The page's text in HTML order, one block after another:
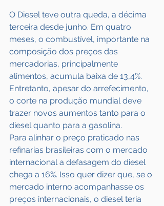
O Diesel teve outra queda, a décima
terceira desde junho. Em quatro
meses, o combustível, importante na
composição dos preços das
mercadorias, principalmente
alimentos, acumula baixa de 13,4%.
Entretanto, apesar do arrefecimento,
o corte na produção mundial deve
trazer novos aumentos tanto para o
diesel quanto para a gasolina.
Para alinhar o preço praticado nas
refinarias brasileiras com o mercado
internacional a defasagem do diesel
chega a 16%. Isso quer dizer que, se o
mercado interno acompanhasse os
preços internacionais, o diesel teria